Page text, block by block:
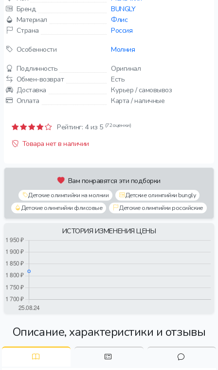
Бренд
BUNGLY
Материал
Флис
Страна
Россия
Особенности
Молния
Подлинность
Оригинал
Обмен-возврат
Есть
Доставка
Курьер / самовывоз
Оплата
Карта / наличные
Рейтинг: 4из 5 (72 оценки)
Товара нет в наличии
Вам понравятся эти подборки
Детские олимпийки на молнии
Детские олимпийки bungly
Детские олимпийки флисовые
Детские олимпийки российские
ИСТОРИЯ ИЗМЕНЕНИЯ ЦЕНЫ
Описание, характеристики и отзывы